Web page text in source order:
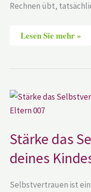
Rechnen übt,
Lesen Sie mehr »
Stärke das
deines
Selbstvertrauen ist
Stärke
das
Selbstvertrauen
Tipps
für
Eltern